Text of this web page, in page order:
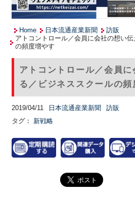
Home 日本流通産業新聞
訪販
アトコントロール／会員に会社の想い
の頻度増やす
アトコントロール／会員に
る／ビジネススクールの頻
2019/04/11 日本流通産業新聞
訪販
タグ：
新戦略